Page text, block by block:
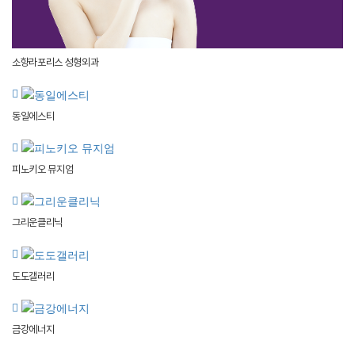
소향라포리스 성형외과
동일에스티
피노키오 뮤지엄
그리운클리닉
도도갤러리
금강에너지